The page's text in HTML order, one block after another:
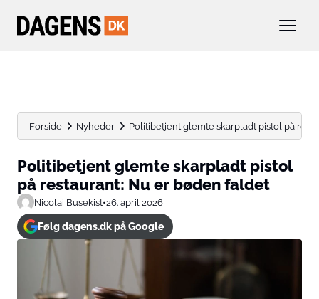
Forside Nyheder Politibetjent glemte skarpladt pistol på
Politibetjent glemte skarpladt pistol
på restaurant: Nu er bøden faldet
Nicolai Busekist•26. april 2026
Følg dagens.dk på Google